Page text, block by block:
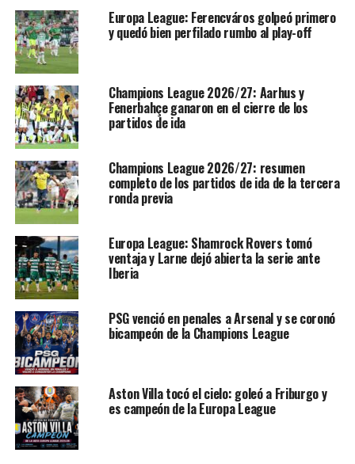
El conjunto de
Mánchesterseñaló, a través de un
comunicado, que está cooperando “plenamente y de
buena fe” con la Cámara de Investigación del Comité de
Control Financiero de los Clubes.
“El artículo del New York Times citando ‘gente
familiarizada con el caso’ es muy preocupante. Esto
implica que la buena fe del City con la CFCB IC está
fuera de lugar o que el proceso se está tergiversando
por intención individual de hacer daño a la reputación
del club y a sus intereses comerciales. O ambas”, explicó
el club.
“Las acusaciones de irregularidades financieras son
completamente falsas y una prueba de ello ha sido
enviada a la CFCB IC.
RELATED TOPICS:
PREMIER LEAGUE
UP NEXT
El Peque: “Fue un buen partido estuve sólido”
DON'T MISS
Europa League: Ferencváros golpeó primero
y quedó bien perfilado rumbo al play-off
Champions League 2026/27: Aarhus y
Fenerbahçe ganaron en el cierre de los
partidos de ida
Champions League 2026/27: resumen
completo de los partidos de ida de la tercera
ronda previa
Europa League: Shamrock Rovers tomó
ventaja y Larne dejó abierta la serie ante
Iberia
PSG venció en penales a Arsenal y se coronó
bicampeón de la Champions League
Aston Villa tocó el cielo: goleó a Friburgo y
es campeón de la Europa League